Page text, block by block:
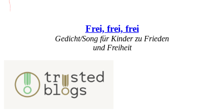
Frei, frei, frei
Gedicht/Song für Kinder zu Frieden
und Freiheit